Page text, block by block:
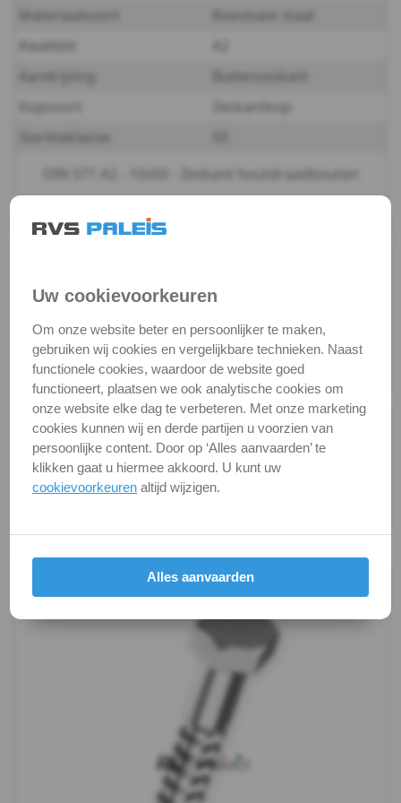
A2
10
DIN
571
A2
-
12
DIN
571
-
A4
Houtschroef
Oogbout
Schroefduim
Schroefhaak
DIN 571 A2 - 10x50 - Zeskant houtdraadbouten
Materiaalsoort
Roestvast staal
Kwaliteit
Aandrijving
Buitenzeskant
Kopsoort
Zeskantkop
Sterkteklasse
Productgegevens
Categorie
Kwaliteit
A2 ( RVS / INOX )
Verpakking
verpakking
Alle maten zijn in millimeters.
Foto's van producten zijn alleen illustraties en
kunnen soms afwijken van het werkelijke object. Het
verandert niets aan hun fundamentele
Uw cookievoorkeuren
Om onze website beter en persoonlijker te maken,
gebruiken wij cookies en vergelijkbare technieken. Naast
functionele cookies, waardoor de website goed
functioneert, plaatsen we ook analytische cookies om
onze website elke dag te verbeteren. Met onze marketing
cookies kunnen wij en derde partijen u voorzien van
persoonlijke content. Door op ‘Alles aanvaarden’ te
klikken gaat u hiermee akkoord. U kunt uw
cookievoorkeuren altijd wijzigen.
Alles aanvaarden